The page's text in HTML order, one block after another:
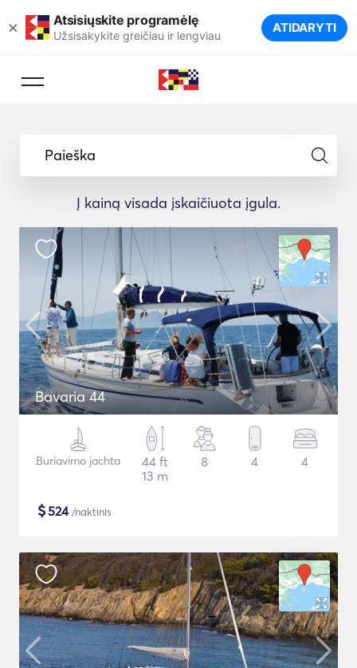
× Atsisiųskite programėlę
Užsisakykite greičiau ir lengviau ATIDARYTI
Paieška
Į kainą visada įskaičiuota įgula.
Bavaria 44
Buriavimo jachta
44 ft
13 m
8 4 4
$524/naktinis